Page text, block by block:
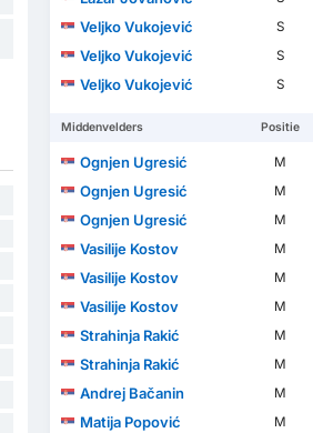
Veljko Vukojević
S
Veljko Vukojević
S
Veljko Vukojević
S
Middenvelders Positie
Ognjen Ugresić M
Ognjen Ugresić
M
Ognjen Ugresić
M
Vasilije Kostov
M
Vasilije Kostov
M
Vasilije Kostov
M
Strahinja Rakić
M
Strahinja Rakić
M
Andrej Bačanin
M
Matija Popović
M